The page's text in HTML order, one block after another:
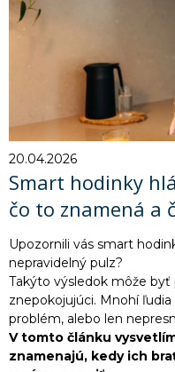
20.04.2026
Smart hodinky
čo to znamená a
Upozornili vás smart
nepravidelný pulz?
Takýto výsledok môže byť
znepokojujúci. Mnohí ľudia
problém, alebo len
V tomto článku
znamenajú, kedy ich